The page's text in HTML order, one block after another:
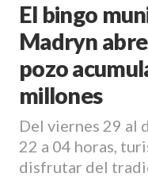
El bingo
Madryn
pozo
millones
Del viernes 29 al
22 a 04 horas,
disfrutar del